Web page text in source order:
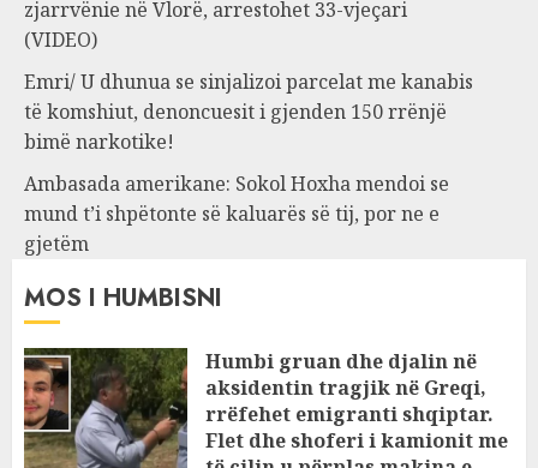
zjarrvënie në Vlorë, arrestohet 33-vjeçari
(VIDEO)
Emri/ U dhunua se sinjalizoi parcelat me kanabis
të komshiut, denoncuesit i gjenden 150 rrënjë
bimë narkotike!
Ambasada amerikane: Sokol Hoxha mendoi se
mund t’i shpëtonte së kaluarës së tij, por ne e
gjetëm
MOS I HUMBISNI
Humbi gruan dhe djalin në
aksidentin tragjik në Greqi,
rrëfehet emigranti shqiptar.
Flet dhe shoferi i kamionit me